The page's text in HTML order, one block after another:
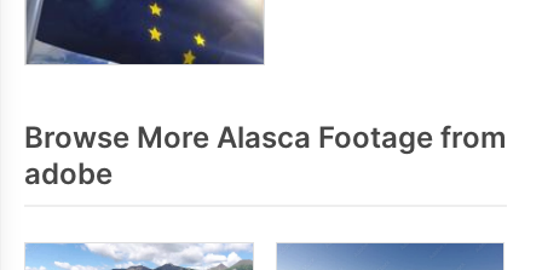
Browse More Alasca Footage from
adobe